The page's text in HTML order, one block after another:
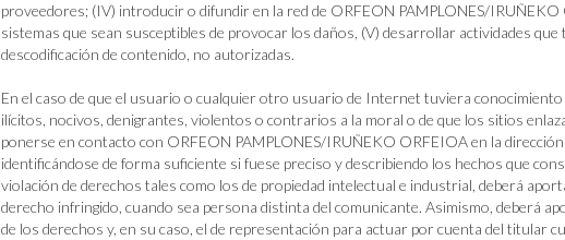
proveedores; (IV) introducir o difundir en la red de ORFEON PAMPLONES/
sistemas que sean susceptibles de provocar los daños, (V) desarrollar actividades
descodificación de contenido, no autorizadas.
En el caso de que el usuario o cualquier otro usuario de Internet tuviera
ilícitos, nocivos, denigrantes, violentos o contrarios a la moral o de que los sitios
ponerse en contacto con ORFEON PAMPLONES/IRUÑEKO ORFEIOA en la
identificándose de forma suficiente si fuese preciso y describiendo los hechos que
violación de derechos tales como los de propiedad intelectual e industrial, deberá
derecho infringido, cuando sea persona distinta del comunicante. Asimismo, deberá
de los derechos y, en su caso, el de representación para actuar por cuenta del titular